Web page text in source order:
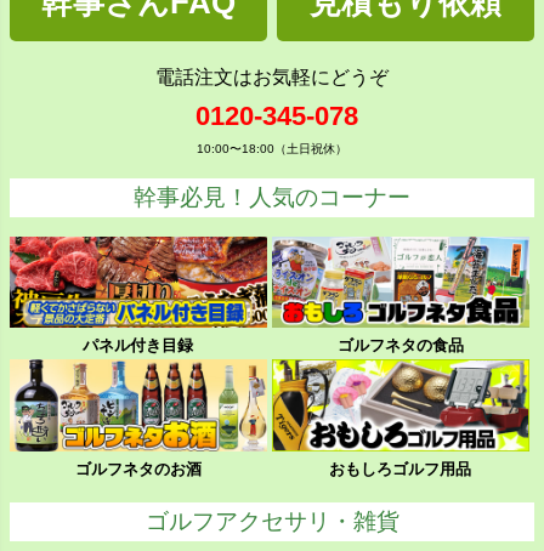
電話注文はお気軽にどうぞ
0120-345-078
10:00〜18:00（土日祝休）
幹事必見！人気のコーナー
パネル付き目録 ゴルフネタの食品
ゴルフネタのお酒 おもしろゴルフ用品
ゴルフアクセサリ・雑貨